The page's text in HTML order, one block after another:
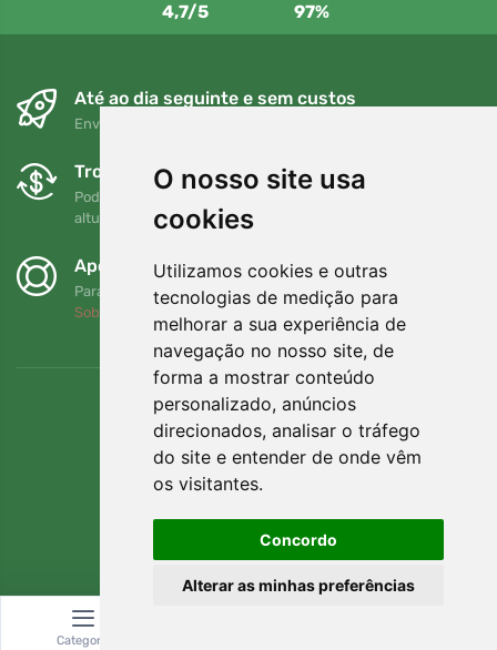
O nosso site usa
cookies
Utilizamos cookies e outras
tecnologias de medição para
melhorar a sua experiência de
navegação no nosso site, de
forma a mostrar conteúdo
personalizado, anúncios
direcionados, analisar o tráfego
do site e entender de onde vêm
os visitantes.
Concordo
Alterar as minhas preferências
4,7/5 97%
Até ao dia seguinte e sem custos
Envio gratuito para encomendas superiores a 80 EUR
Trocas e devoluções gratuitas
Pode devolver ou trocar a sua encomenda em qualquer
altura no prazo de 90 dias
Apoiamos a Trees.org
Para cada encomenda plantamos uma árvore! Leia mais
Sobre nós
Categoria